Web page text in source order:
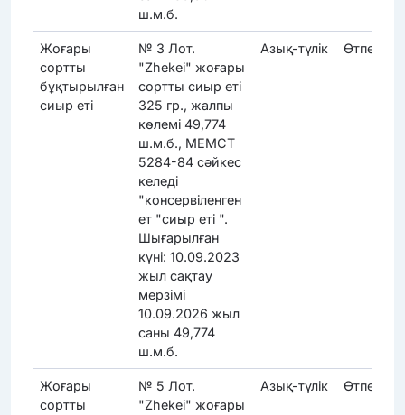
ш.м.б.
Жоғары
сортты
бұқтырылған
сиыр еті
№ 3 Лот.
"Zhekei" жоғары
сортты сиыр еті
325 гр., жалпы
көлемі 49,774
ш.м.б., МЕМСТ
5284-84 сәйкес
келеді
"консервіленген
ет "сиыр еті ".
Шығарылған
күні: 10.09.2023
жыл сақтау
мерзімі
10.09.2026 жыл
саны 49,774
ш.м.б.
Азық-түлік Өтпеді
Жоғары
сортты
№ 5 Лот.
"Zhekei" жоғары
Азық-түлік Өтпеді